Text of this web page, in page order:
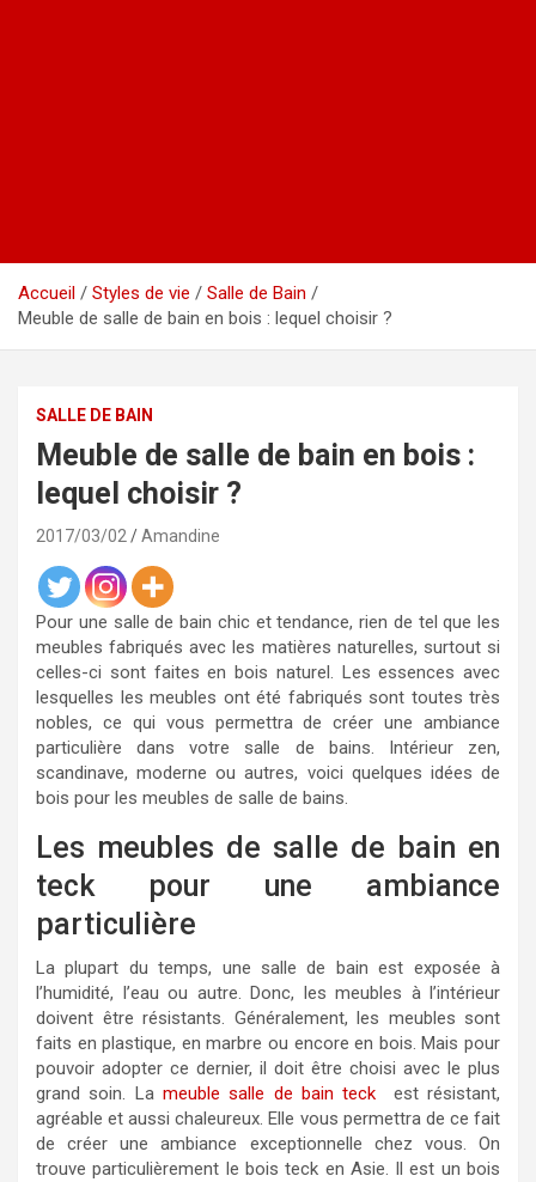
Accueil Styles de vie
Salle de Bain
Meuble de salle de bain en bois : lequel choisir ?
SALLE DE BAIN
Meuble de salle de bain en bois :
lequel choisir ?
2017/03/02 Amandine
Pour une salle de bain chic et tendance, rien de tel que les
meubles fabriqués avec les matières naturelles, surtout si
celles-ci sont faites en bois naturel. Les essences avec
lesquelles les meubles ont été fabriqués sont toutes très
nobles, ce qui vous permettra de créer une ambiance
particulière dans votre salle de bains. Intérieur zen,
scandinave, moderne ou autres, voici quelques idées de
bois pour les meubles de salle de bains.
Les meubles de salle de bain en
teck pour une ambiance
particulière
La plupart du temps, une salle de bain est exposée à
l’humidité, l’eau ou autre. Donc, les meubles à l’intérieur
doivent être résistants. Généralement, les meubles sont
faits en plastique, en marbre ou encore en bois. Mais pour
pouvoir adopter ce dernier, il doit être choisi avec le plus
grand soin. La meuble salle de bain teck
est résistant,
agréable et aussi chaleureux. Elle vous permettra de ce fait
de créer une ambiance exceptionnelle chez vous. On
trouve particulièrement le bois teck en Asie. Il est un bois